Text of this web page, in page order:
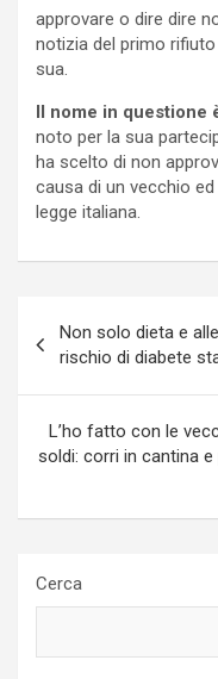
approvare o dire dire
notizia del primo
sua.
Il nome in questione
noto per la sua
ha scelto di non
causa di un vecchio
legge italiana.
articoli
Non solo dieta e
rischio di diabete
L’ho fatto con le
soldi: corri in cantina
Cerca